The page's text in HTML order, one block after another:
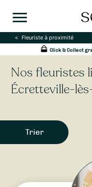
Fleuriste à proximité
Click & Collect
Nos fleuristes
Écretteville-
Trier